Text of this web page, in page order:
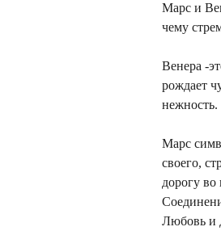
Марс и
чему
Венера -
рождает
нежность.
Марс
своего,
дорогу
Любовь и